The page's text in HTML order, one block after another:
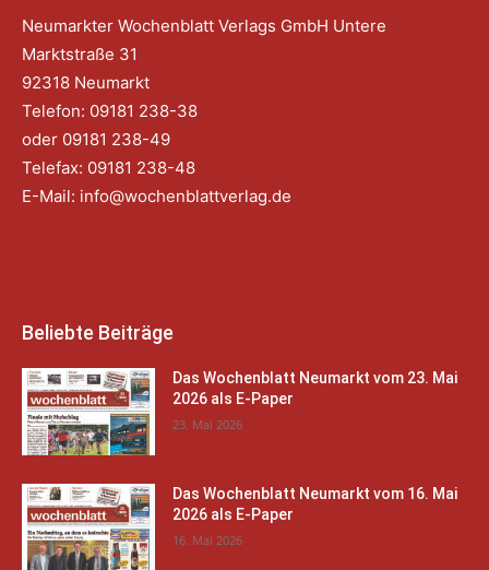
Neumarkter Wochenblatt Verlags GmbH Untere
Marktstraße 31
92318 Neumarkt
Telefon: 09181 238-38
oder 09181 238-49
Telefax: 09181 238-48
E-Mail: info@wochenblattverlag.de
Beliebte Beiträge
Das Wochenblatt Neumarkt vom 23. Mai
2026 als E-Paper
23. Mai 2026
Das Wochenblatt Neumarkt vom 16. Mai
2026 als E-Paper
16. Mai 2026